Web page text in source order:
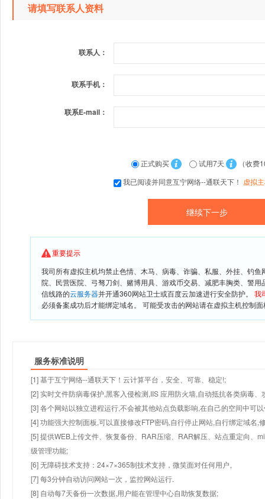
请填写联系人资料
联系人：
联系手机：
联系E-mail：
正式购买 试用7天
（收费
我已阅读并同意互宁网络--通联天下！ 虚拟
重要提示
我司所有虚拟主机均禁止色情、木马、病毒、诈骗、私服、外挂、钓
院、民营医院、弓驽刀剑、赌博用具、游戏币交易、减肥丰胸类、警
信线路的云服务器并开通360网站卫士或百度云加速进行安全防护。 我
必须备案成功后才能绑定域名。 可能受攻击的网站请在虚拟主机控制
服务标准说明
[1] 基于互宁网络--通联天下！云计算平台，安全、可靠、稳定!;
[2] 实时文件防病毒保护,黑客入侵检测,IIS 应用防火墙,自动抵抗各类病毒、
[3] 各个网站以独立进程运行,不会被其他站点负载影响,在自己的空间中可
[4] 功能强大控制面板,可以直接修改FTP密码,自行停止网站,自行绑定域名,
[5] 提供WEB上传文件、恢复备份、RAR压缩、RAR解压、站点重定向、
级管理功能;
[6] 无障碍技术支持：24×7×365制技术支持，微笑面对任何用户。
[7] 每3分钟自动访问网站一次，监控网站运行.
[8] 自动每7天备份一次数据,用户能在管理中心自助恢复数据;